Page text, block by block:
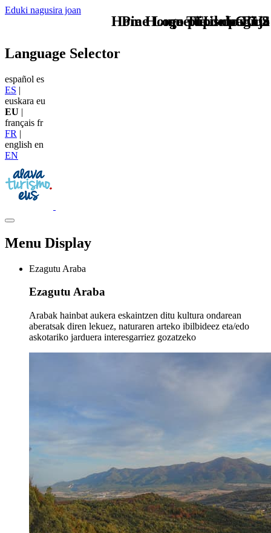
Eduki nagusira joan
TU - LOGO
Language Selector
español es
ES |
euskara eu
EU |
français fr
FR |
english en
EN
Menu Display
Ezagutu Araba
Ezagutu Araba
Arabak hainbat aukera eskaintzen ditu kultura ondarean
aberatsak diren lekuez, naturaren arteko ibilbideez eta/edo
askotariko jarduera interesgarriez gozatzeko
que tipo de viaje
Home Logo pie de página
Pie Home Turismo EUS